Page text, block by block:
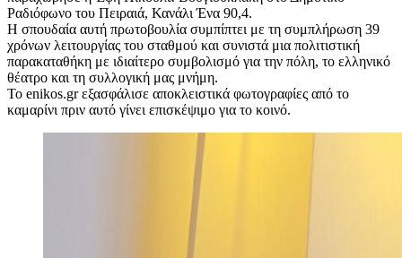
Ραδιόφωνο του Πειραιά, Κανάλι Ένα 90,4.
Η σπουδαία αυτή πρωτοβουλία συμπίπτει με τη συμπλήρωση 39
χρόνων λειτουργίας του σταθμού και συνιστά μια πολιτιστική
παρακαταθήκη με ιδιαίτερο συμβολισμό για την πόλη, το ελληνικό
θέατρο και τη συλλογική μας μνήμη.
Το enikos.gr εξασφάλισε αποκλειστικά φωτογραφίες από το
καμαρίνι πριν αυτό γίνει επισκέψιμο για το κοινό.